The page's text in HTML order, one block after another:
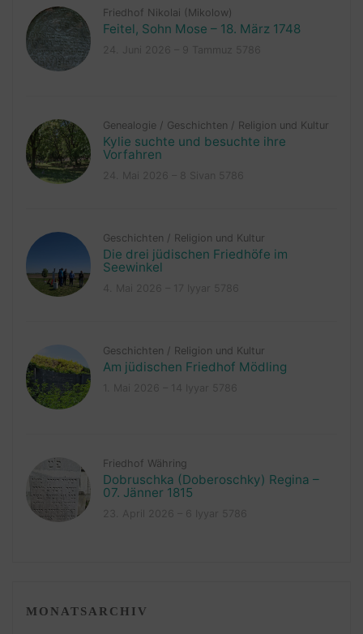
Friedhof Nikolai (Mikolow)
Feitel, Sohn Mose – 18. März 1748
Genealogie / Geschichten / Religion und Kultur
Kylie suchte und besuchte ihre
Vorfahren
Geschichten / Religion und Kultur
Die drei jüdischen Friedhöfe im
Seewinkel
Geschichten / Religion und Kultur
Am jüdischen Friedhof Mödling
Friedhof Währing
Dobruschka (Doberoschky) Regina –
07. Jänner 1815
MONATSARCHIV